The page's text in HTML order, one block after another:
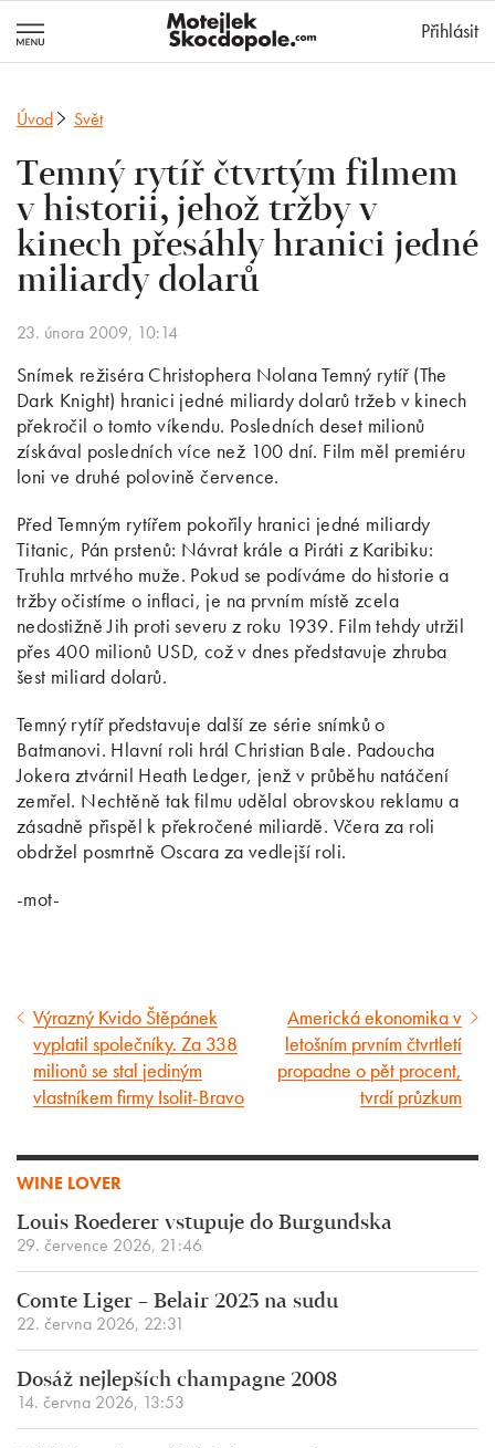
Přihlásit
Úvod Svět
Temný rytíř čtvrtým filmem
v historii, jehož tržby v
kinech přesáhly hranici jedné
miliardy dolarů
23. února 2009, 10:14
Snímek režiséra Christophera Nolana Temný rytíř (The
Dark Knight) hranici jedné miliardy dolarů tržeb v kinech
překročil o tomto víkendu. Posledních deset milionů
získával posledních více než 100 dní. Film měl premiéru
loni ve druhé polovině července.
Před Temným rytířem pokořily hranici jedné miliardy
Titanic, Pán prstenů: Návrat krále a Piráti z Karibiku:
Truhla mrtvého muže. Pokud se podíváme do historie a
tržby očistíme o inflaci, je na prvním místě zcela
nedostižně Jih proti severu z roku 1939. Film tehdy utržil
přes 400 milionů USD, což v dnes představuje zhruba
šest miliard dolarů.
Temný rytíř představuje další ze série snímků o
Batmanovi. Hlavní roli hrál Christian Bale. Padoucha
Jokera ztvárnil Heath Ledger, jenž v průběhu natáčení
zemřel. Nechtěně tak filmu udělal obrovskou reklamu a
zásadně přispěl k překročené miliardě. Včera za roli
obdržel posmrtně Oscara za vedlejší roli.
-mot-
Předcházející
článek
Výrazný Kvido Štěpánek
vyplatil společníky. Za 338
milionů se stal jediným
vlastníkem firmy Isolit-Bravo
Následující
článek
Americká ekonomika v
letošním prvním čtvrtletí
propadne o pět procent,
tvrdí průzkum
WINE LOVER
Louis Roederer vstupuje do Burgundska
29. července 2026, 21:46
Comte Liger – Belair 2025 na sudu
22. června 2026, 22:31
Dosáž nejlepších champagne 2008
14. června 2026, 13:53